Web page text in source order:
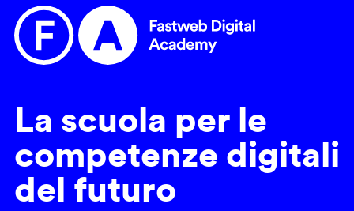
La scuola per le
competenze digitali
del futuro